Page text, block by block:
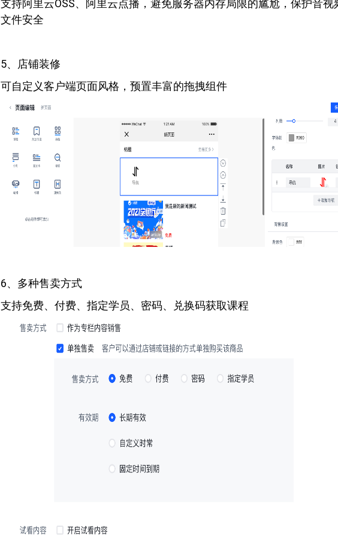
支持阿里云OSS、阿里云点播，避免服务器内存局限的尴尬，保护音视
文件安全
5、店铺装修
可自定义客户端页面风格，预置丰富的拖拽组件
6、多种售卖方式
支持免费、付费、指定学员、密码、兑换码获取课程